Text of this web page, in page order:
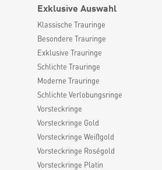
Exklusive Auswahl
Klassische Trauringe
Besondere Trauringe
Exklusive Trauringe
Schlichte Trauringe
Moderne Trauringe
Schlichte Verlobungsringe
Vorsteckringe
Vorsteckringe Gold
Vorsteckringe Weißgold
Vorsteckringe Roségold
Vorsteckringe Platin